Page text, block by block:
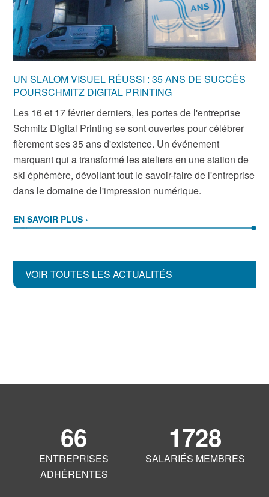
UN SLALOM VISUEL RÉUSSI : 35 ANS DE SUCCÈS
POURSCHMITZ DIGITAL PRINTING
Les 16 et 17 février derniers, les portes de l'entreprise
Schmitz Digital Printing se sont ouvertes pour célébrer
fièrement ses 35 ans d'existence. Un événement
marquant qui a transformé les ateliers en une station de
ski éphémère, dévoilant tout le savoir-faire de l'entreprise
dans le domaine de l'impression numérique.
EN SAVOIR PLUS ›
VOIR TOUTES LES ACTUALITÉS
66
ENTREPRISES
ADHÉRENTES
1728
SALARIÉS MEMBRES